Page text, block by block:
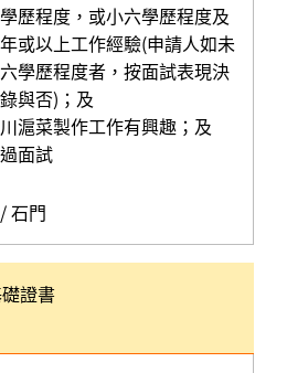
歷程度，或小六學歷程度及
或以上工作經驗(申請人如未
學歷程度者，按面試表現決
與否)；及
滬菜製作工作有興趣；及
面試
石門
證書